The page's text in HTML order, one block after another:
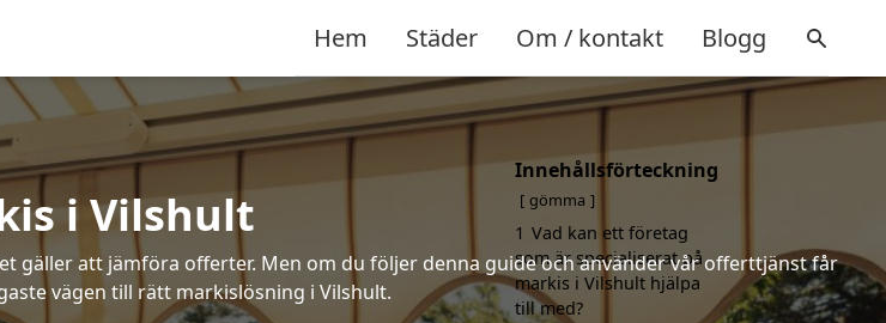
Hem Städer Om / kontakt Blogg
i Vilshult
gäller att jämföra offerter. Men om du följer denna guide och använder vår offerttjänst får
vägen till rätt markislösning i Vilshult.
Innehållsförteckning
gömma
1 Vad kan ett företag
som är specialiserat på
markis i Vilshult hjälpa
till med?